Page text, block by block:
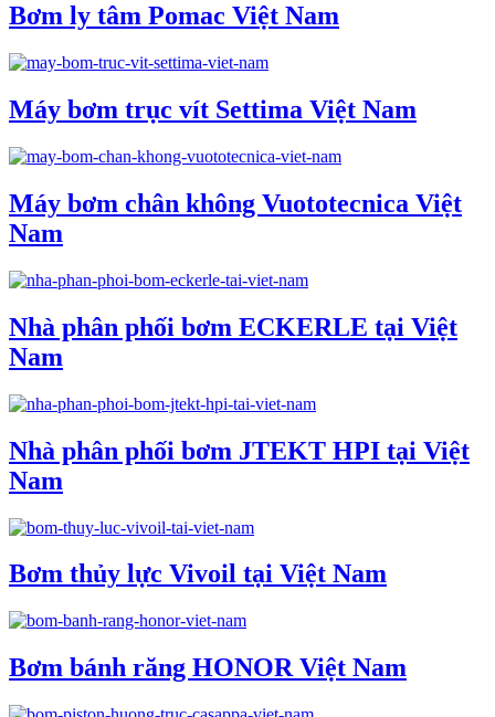
Bơm ly tâm Pomac Việt Nam
Máy bơm trục vít Settima Việt Nam
Máy bơm chân không Vuototecnica Việt
Nam
Nhà phân phối bơm ECKERLE tại Việt
Nam
Nhà phân phối bơm JTEKT HPI tại Việt
Nam
Bơm thủy lực Vivoil tại Việt Nam
Bơm bánh răng HONOR Việt Nam